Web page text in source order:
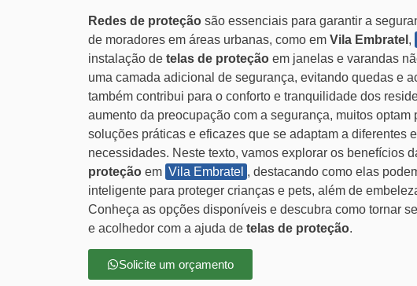
Redes de proteção são essenciais para garantir a
de moradores em áreas urbanas, como em Vila Embratel ,
instalação de telas de proteção em janelas e varandas
uma camada adicional de segurança, evitando quedas e
também contribui para o conforto e tranquilidade dos
aumento da preocupação com a segurança, muitos optam
soluções práticas e eficazes que se adaptam a diferentes
necessidades. Neste texto, vamos explorar os benefícios
proteção em Vila Embratel , destacando como elas
inteligente para proteger crianças e pets, além de
Conheça as opções disponíveis e descubra como tornar
e acolhedor com a ajuda de telas de proteção.
Solicite um orçamento